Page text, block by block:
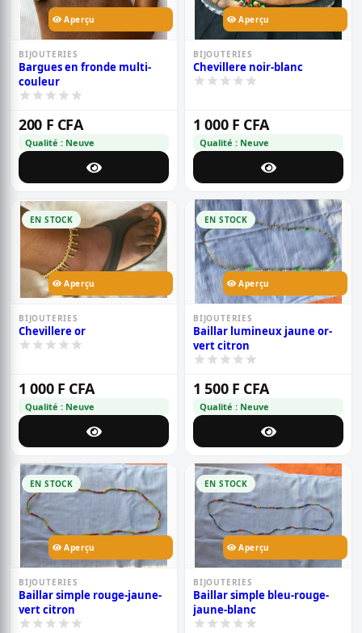
Aperçu
BIJOUTERIES
Bargues en fronde multi-
couleur
200 F CFA
Qualité : Neuve
Aperçu
BIJOUTERIES
Chevillere noir-blanc
1 000 F CFA
Qualité : Neuve
EN STOCK
Aperçu
BIJOUTERIES
Chevillere or
1 000 F CFA
Qualité : Neuve
EN STOCK
Aperçu
BIJOUTERIES
Baillar lumineux jaune or-
vert citron
1 500 F CFA
Qualité : Neuve
EN STOCK
Aperçu
BIJOUTERIES
Baillar simple rouge-jaune-
vert citron
EN STOCK
Aperçu
BIJOUTERIES
Baillar simple bleu-rouge-
jaune-blanc